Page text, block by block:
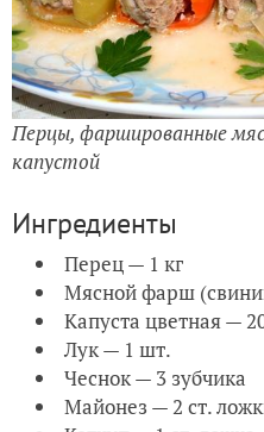
Перцы, фаршированные
капустой
Ингредиенты
Перец — 1 кг
Мясной фарш
Капуста цветная —
Лук — 1 шт.
Чеснок — 3 зубчика
Майонез — 2 ст.